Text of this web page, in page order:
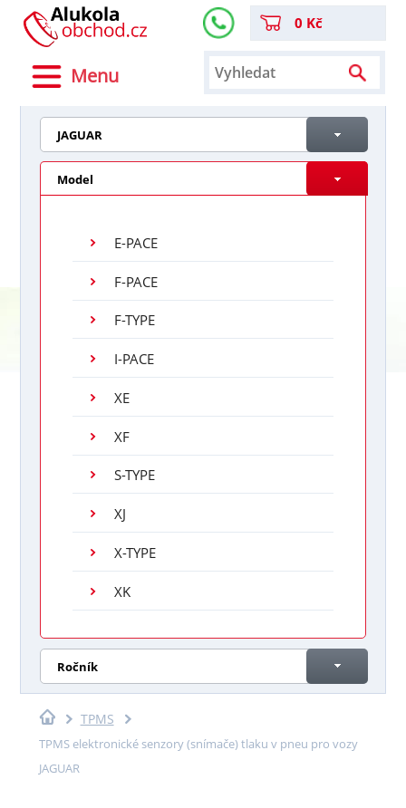
Menu
0 Kč
JAGUAR
Model
E-PACE
F-PACE
F-TYPE
I-PACE
XE
XF
S-TYPE
XJ
X-TYPE
XK
Ročník
TPMS
TPMS elektronické senzory (snímače) tlaku v pneu pro vozy
JAGUAR